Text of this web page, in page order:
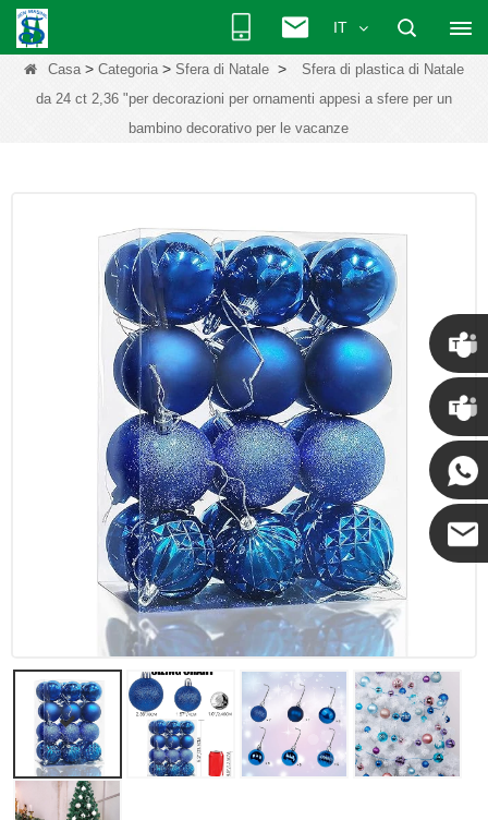
IT
Casa > Categoria > Sfera di Natale >
Sfera di plastica di Natale
da 24 ct 2,36 "per decorazioni per ornamenti appesi a sfere per un
bambino decorativo per le vacanze
Chris
Kenny